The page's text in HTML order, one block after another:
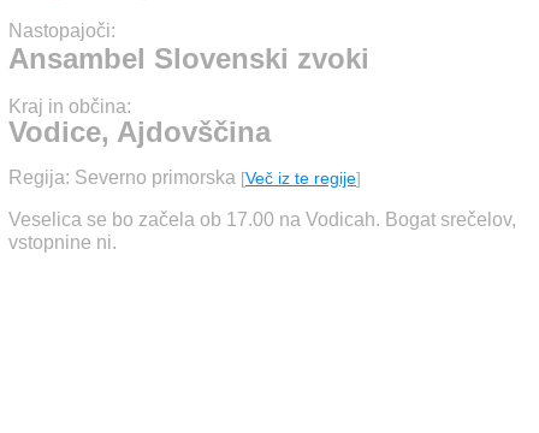
Nastopajoči:
Ansambel Slovenski zvoki
Kraj in občina:
Vodice, Ajdovščina
Regija: Severno primorska [Več iz te regije]
Veselica se bo začela ob 17.00 na Vodicah. Bogat srečelov,
vstopnine ni.